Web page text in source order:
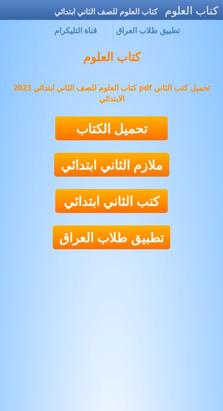
كتاب العلوم
كتاب العلوم للصف الثاني ابتدائي
قناة التليكرام
تطبيق طلاب العراق
كتاب العلوم
كتاب العلوم للصف الثاني ابتدائي 2023 pdf تحميل كتب الثاني
الابتدائي
تحميل الكتاب
ملازم الثاني ابتدائي
كتب الثاني ابتدائي
تطبيق طلاب العراق